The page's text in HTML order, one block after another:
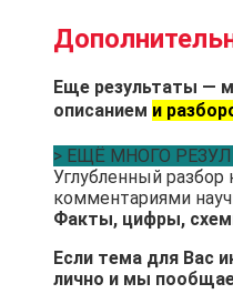
Еще результаты —
описанием и
> ЕЩЁ МНОГО
Углубленный разбор
комментариями
Факты, цифры,
Если тема для Вас
лично и мы